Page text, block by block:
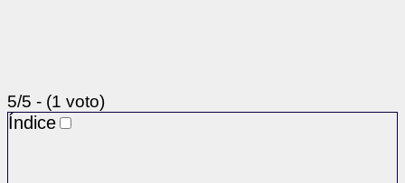
5/5 - (1 voto)
Índice